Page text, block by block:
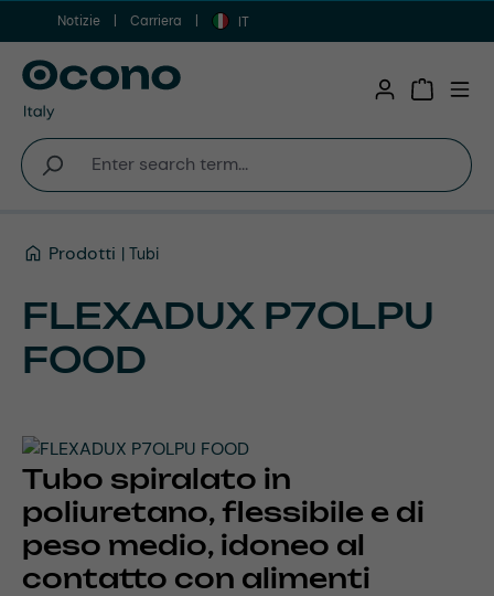
Vai al contenuto principale
Notizie Carriera IT
Prodotti Tubi
FLEXADUX P7OLPU
FOOD
Tubo spiralato in
poliuretano, flessibile e di
peso medio, idoneo al
contatto con alimenti